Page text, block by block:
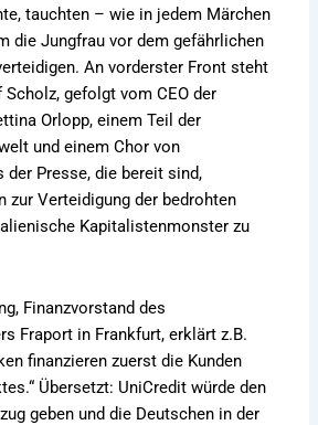
tauchten – wie in jedem Märchen
die Jungfrau vor dem gefährlichen
An vorderster Front steht
Scholz, gefolgt vom CEO der
Orlopp, einem Teil der
und einem Chor von
der Presse, die bereit sind,
zur Verteidigung der bedrohten
Kapitalistenmonster zu
Finanzvorstand des
Fraport in Frankfurt, erklärt z.B.
finanzieren zuerst die Kunden
Übersetzt: UniCredit würde den
geben und die Deutschen in der